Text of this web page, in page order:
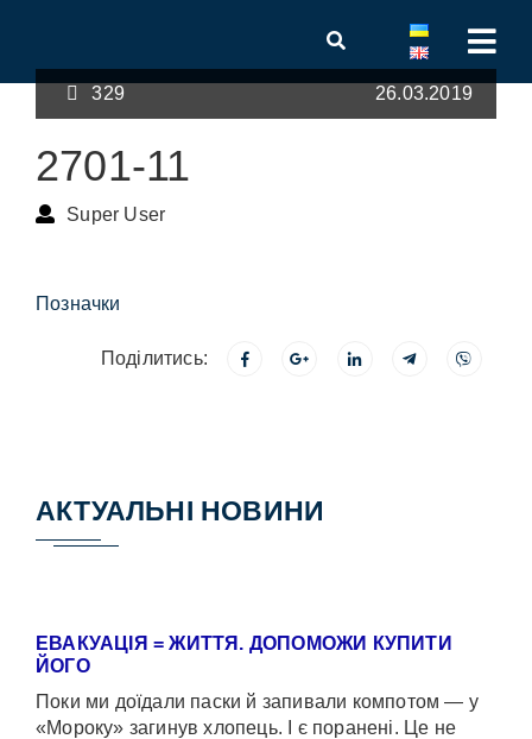
329 26.03.2019
2701-11
Super User
Позначки
Поділитись:
АКТУАЛЬНІ НОВИНИ
ЕВАКУАЦІЯ = ЖИТТЯ. ДОПОМОЖИ КУПИТИ
ЙОГО
Поки ми доїдали паски й запивали компотом — у
«Мороку» загинув хлопець. І є поранені. Це не